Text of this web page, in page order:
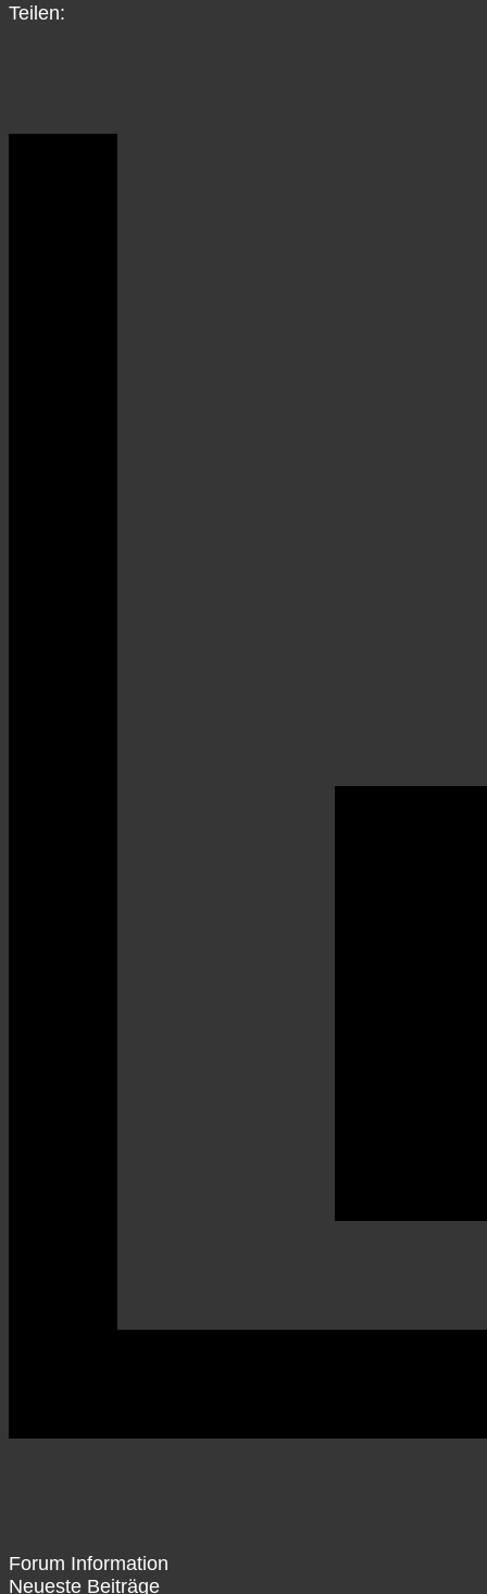
Teilen:
Forum Information
Neueste Beiträge